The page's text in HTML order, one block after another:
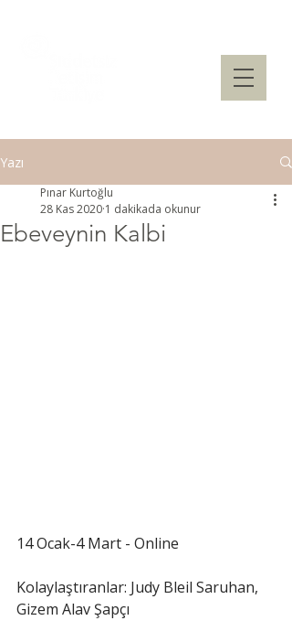
Yazı
Ebeveynin Kalbi
Pınar Kurtoğlu
28 Kas 2020 1 dakikada okunur
14 Ocak-4 Mart - Online
Kolaylaştıranlar: Judy Bleil Saruhan,
Gizem Alav Şapçı